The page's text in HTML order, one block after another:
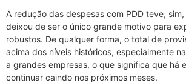
A redução das despesas com PDD teve,
deixou de ser o único grande motivo para
robustos. De qualquer forma, o total de
acima dos níveis históricos, especialmente
a grandes empresas, o que significa que há
continuar caindo nos próximos meses.